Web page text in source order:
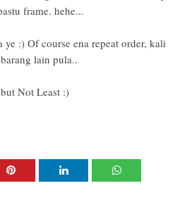
frame. hehe...
:) Of course ena repeat order, kali
lain pula..
Not Least :)